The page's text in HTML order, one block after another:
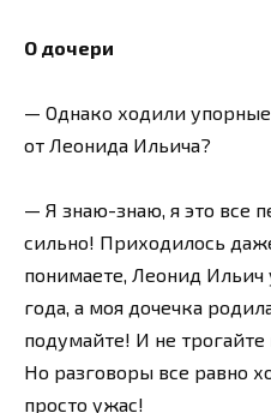
О дочери
— Однако ходили
от Леонида Ильича?
— Я знаю-знаю, я это все
сильно! Приходилось
понимаете, Леонид Ильич
года, а моя дочечка
подумайте! И не
Но разговоры все равно
просто ужас!